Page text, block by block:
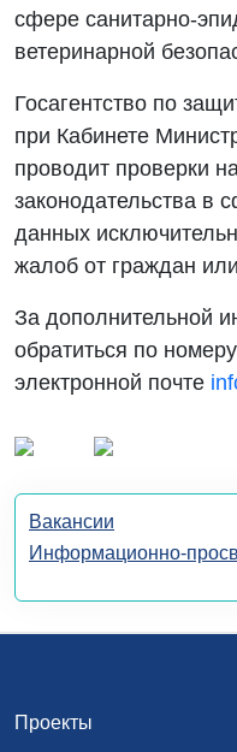
сфере санитарно-
ветеринарной
Госагентство по
при Кабинете
проводит проверки
законодательства в
данных
жалоб от граждан
За дополнительной
обратиться по
электронной почте
Вакансии
Информационно-
Проекты